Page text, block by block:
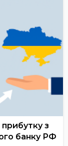
з
банку РФ